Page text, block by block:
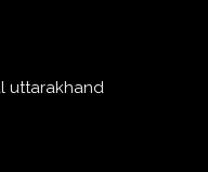
uttarakhand